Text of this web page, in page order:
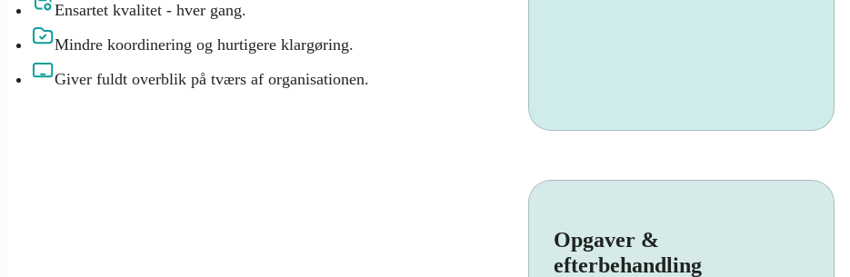
Ensartet kvalitet - hver gang.
Mindre koordinering og hurtigere klargøring.
Giver fuldt overblik på tværs af organisationen.
Opgaver &
efterbehandling